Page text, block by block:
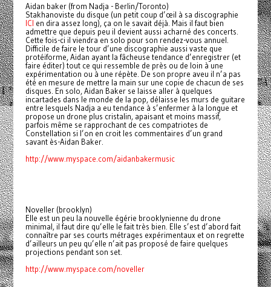
Aidan baker (from Nadja - Berlin/Toronto)
Stakhanoviste du disque (un petit coup d’œil à sa discographie
ICI en dira assez long), ça on le savait déjà. Mais il faut bien
admettre que depuis peu il devient aussi acharné des concerts.
Cette fois-ci il viendra en solo pour son rendez-vous annuel.
Difficile de faire le tour d’une discographie aussi vaste que
protéiforme, Aidan ayant la fâcheuse tendance d’enregistrer (et
faire éditer) tout ce qui ressemble de près ou de loin à une
expérimentation ou à une répète. De son propre aveu il n’a pas
été en mesure de mettre la main sur une copie de chacun de ses
disques. En solo, Aidan Baker se laisse aller à quelques
incartades dans le monde de la pop, délaisse les murs de guitare
entre lesquels Nadja a eu tendance à s’enfermer à la longue et
propose un drone plus cristalin, apaisant et moins massif,
parfois même se rapprochant de ces compatriotes de
Constellation si l’on en croit les commentaires d’un grand
savant ès-Aidan Baker.
http://www.myspace.com/aidanbakermusic
Noveller (brooklyn)
Elle est un peu la nouvelle égérie brooklynienne du drone
minimal, il faut dire qu’elle le fait très bien. Elle s’est d’abord fait
connaître par ses courts métrages expérimentaux et on regrette
d’ailleurs un peu qu’elle n’ait pas proposé de faire quelques
projections pendant son set.
http://www.myspace.com/noveller